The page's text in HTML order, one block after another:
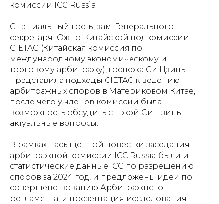
комиссии ICC Russia.
Специальный гость, зам. Генерального
секретаря Южно-Китайской подкомиссии
CIETAC (Китайская комиссия по
международному экономическому и
торговому арбитражу), госпожа Си Цзинь
представила подходы CIETAC к ведению
арбитражных споров в Материковом Китае,
после чего у членов комиссии была
возможность обсудить с г-жой Си Цзинь
актуальные вопросы.
В рамках насыщенной повестки заседания
арбитражной комиссии ICC Russia были и
статистические данные ICC по разрешению
споров за 2024 год, и предложены идеи по
совершенствованию Арбитражного
регламента, и презентация исследования